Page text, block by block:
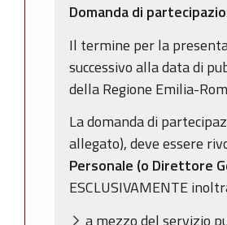
Domanda di
Il termine per la
successivo alla data di
della Regione Emilia-
La domanda di
allegato), deve essere
Personale (o Direttore
ESCLUSIVAMENTE
a mezzo del servizio